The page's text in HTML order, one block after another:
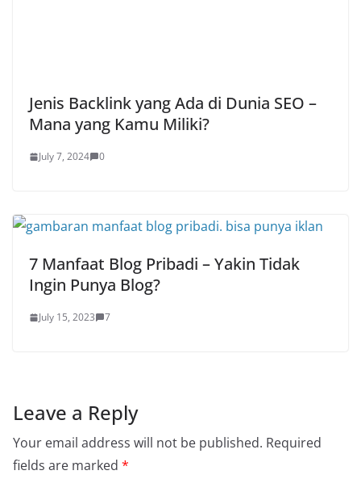
Jenis Backlink yang Ada di Dunia SEO –
Mana yang Kamu Miliki?
July 7, 2024 0
7 Manfaat Blog Pribadi – Yakin Tidak
Ingin Punya Blog?
July 15, 2023 7
Leave a Reply
Your email address will not be published. Required
fields are marked *